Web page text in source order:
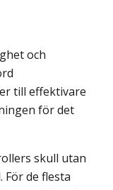
och
till effektivare
för det
skull utan
För de flesta